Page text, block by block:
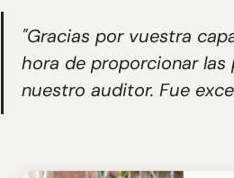
"Gracias por vuestra
hora de proporcionar
nuestro auditor. Fue